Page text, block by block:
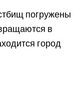
погружены
в
город